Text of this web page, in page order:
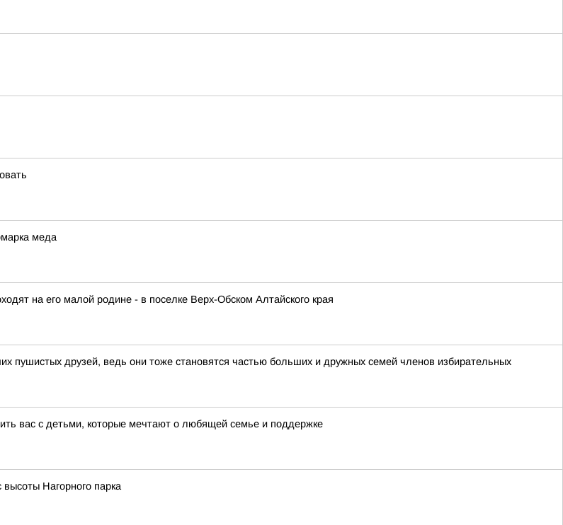
меда
на его малой родине - в поселке Верх-Обском Алтайского края
пушистых друзей, ведь они тоже становятся частью больших и дружных семей членов избирательных
вас с детьми, которые мечтают о любящей семье и поддержке
Нагорного парка